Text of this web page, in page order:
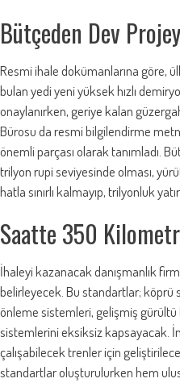
Bütçeden Dev
Resmi ihale dokümanlarına göre,
bulan yedi yeni yüksek hızlı
onaylanırken, geriye kalan
Bürosu da resmi bilgilendirme
önemli parçası olarak tanımladı.
trilyon rupi seviyesinde olması,
hatla sınırlı kalmayıp, trilyonluk
Saatte 350
İhaleyi kazanacak danışmanlık
belirleyecek. Bu standartlar; köprü
önleme sistemleri, gelişmiş gürültü
sistemlerini eksiksiz kapsayacak.
çalışabilecek trenler için
standartlar oluşturulurken hem